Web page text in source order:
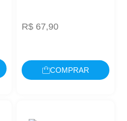
R$ 67,90
COMPRAR